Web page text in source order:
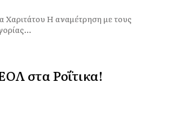
Χαριτάτου Η αναμέτρηση με τους
στα Ροΐτικα!